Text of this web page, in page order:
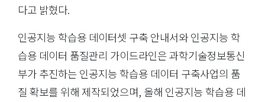
다고 밝혔다.
인공지능 학습용 데이터셋 구축 안내서와 인공지능 학
습용 데이터 품질관리 가이드라인은 과학기술정보통신
부가 추진하는 인공지능 학습용 데이터 구축사업의 품
질 확보를 위해 제작되었으며, 올해 인공지능 학습용 데